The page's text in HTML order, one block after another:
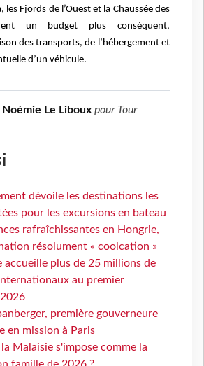
les Fjords de l’Ouest et la Chaussée des
un budget plus conséquent,
des transports, de l’hébergement et
d’un véhicule.
Noémie Le Liboux pour Tour
dévoile les destinations les
pour les excursions en bateau
rafraîchissantes en Hongrie,
résolument « coolcation »
accueille plus de 25 millions de
au premier
première gouverneure
en mission à Paris
Malaisie s'impose comme la